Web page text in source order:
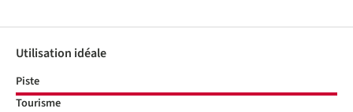
Utilisation idéale
Piste
Tourisme